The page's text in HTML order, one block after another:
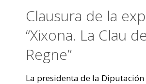
Clausura de la
“Xixona. La Clau
Regne”
La presidenta de la